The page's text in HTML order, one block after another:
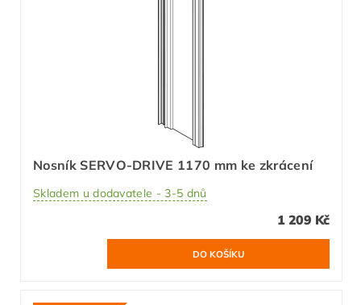
Nosník SERVO-DRIVE 1170 mm ke zkrácení
Skladem u dodavatele - 3-5 dnů
1 209 Kč